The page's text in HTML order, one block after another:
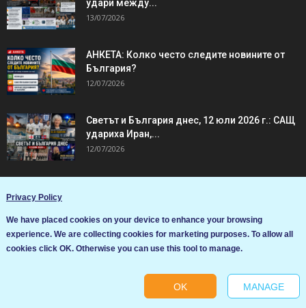
удари между...
13/07/2026
АНКЕТА: Колко често следите новините от
България?
12/07/2026
Светът и България днес, 12 юли 2026 г.: САЩ
удариха Иран,...
12/07/2026
ПОПУЛЯРНИ СТАТИИ
Българските ми квартиранти в Англия и
Privacy Policy
We have placed cookies on your device to enhance your browsing
experience. We are collecting cookies for marketing purposes. To allow all
cookies click OK. Otherwise you can use this tool to manage.
OK MANAGE
Ние използваме бисквитки за да подобрим услугите си. Ако
продължите да посещавате този сайт, ние приемаме, че се